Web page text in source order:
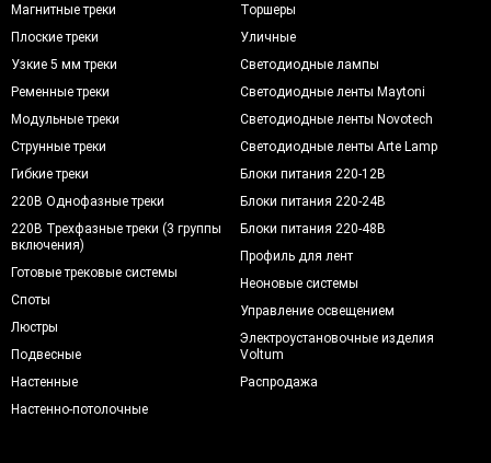
Магнитные треки
Плоские треки
Узкие 5 мм треки
Ременные треки
Модульные треки
Струнные треки
Гибкие треки
220В Однофазные треки
220В Трехфазные треки (3 группы
включения)
Готовые трековые системы
Споты
Люстры
Подвесные
Настенные
Настенно-потолочные
Торшеры
Уличные
Светодиодные лампы
Светодиодные ленты Maytoni
Светодиодные ленты Novotech
Светодиодные ленты Arte Lamp
Блоки питания 220-12В
Блоки питания 220-24В
Блоки питания 220-48В
Профиль для лент
Неоновые системы
Управление освещением
Электроустановочные изделия
Voltum
Распродажа